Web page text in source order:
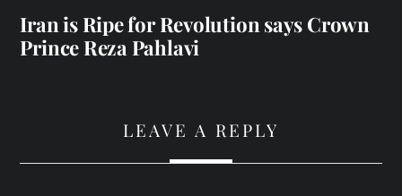
Iran is Ripe for Revolution says Crown
Prince Reza Pahlavi
LEAVE A REPLY